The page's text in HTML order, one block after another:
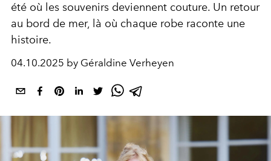
été où les souvenirs deviennent couture. Un retour
au bord de mer, là où chaque robe raconte une
histoire.
04.10.2025 by Géraldine Verheyen